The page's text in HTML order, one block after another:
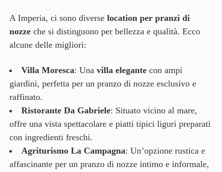
A Imperia, ci sono diverse location per pranzi di
nozzeche si distinguono per bellezza e qualità. Ecco
alcune delle migliori:
Villa Moresca: Una villa elegantecon ampi
giardini, perfetta per un pranzo di nozze esclusivo e
raffinato.
Ristorante Da Gabriele: Situato vicino al mare,
offre una vista spettacolare e piatti tipici liguri preparati
con ingredienti freschi.
Agriturismo La Campagna: Un’opzione rustica e
affascinante per un pranzo di nozze intimo e informale,